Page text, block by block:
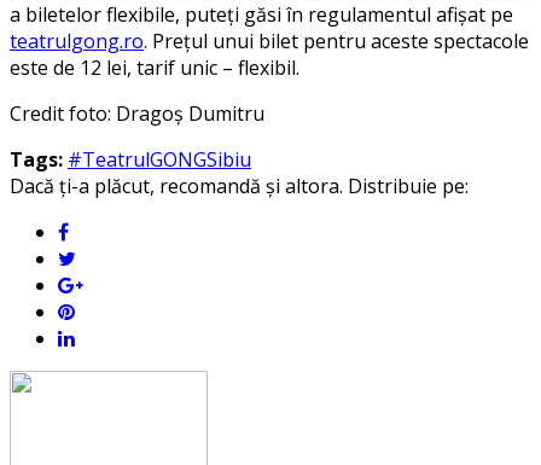
a biletelor flexibile, puteți găsi în regulamentul afișat pe
teatrulgong.ro. Prețul unui bilet pentru aceste spectacole
este de 12 lei, tarif unic – flexibil.
Credit foto: Dragoș Dumitru
Tags: #TeatrulGONGSibiu
Dacă ți-a plăcut, recomandă și altora. Distribuie pe: